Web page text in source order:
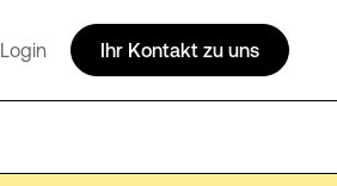
Login Ihr Kontakt zu uns